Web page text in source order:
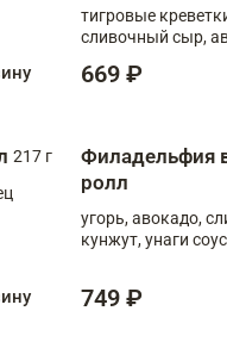
тигровые
сливочный сыр,
669 ₽
217 г
Филадельфия
ролл
угорь, авокадо,
кунжут, унаги соус
749 ₽